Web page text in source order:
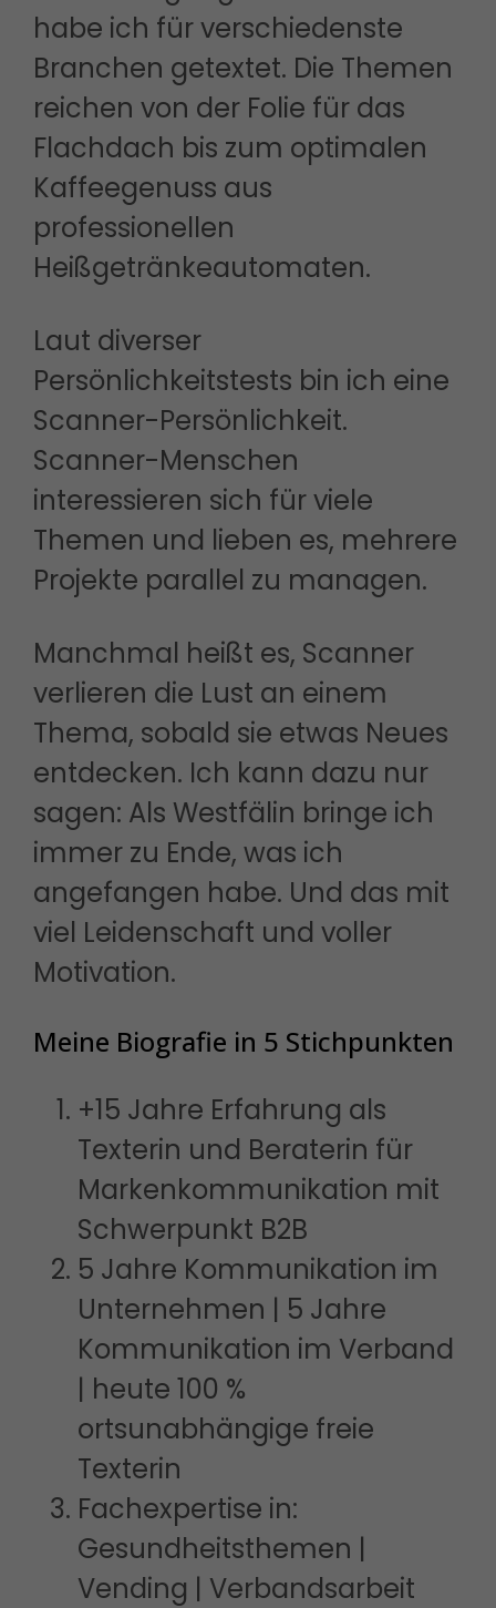
habe ich für verschiedenste
Branchen getextet. Die Themen
reichen von der Folie für das
Flachdach bis zum optimalen
Kaffeegenuss aus
professionellen
Heißgetränkeautomaten.
Laut diverser
Persönlichkeitstests bin ich eine
Scanner-Persönlichkeit.
Scanner-Menschen
interessieren sich für viele
Themen und lieben es, mehrere
Projekte parallel zu managen.
Manchmal heißt es, Scanner
verlieren die Lust an einem
Thema, sobald sie etwas Neues
entdecken. Ich kann dazu nur
sagen: Als Westfälin bringe ich
immer zu Ende, was ich
angefangen habe. Und das mit
viel Leidenschaft und voller
Motivation.
Meine Biografie in 5 Stichpunkten
+15 Jahre Erfahrung als
Texterin und Beraterin für
Markenkommunikation mit
Schwerpunkt B2B
5 Jahre Kommunikation im
Unternehmen | 5 Jahre
Kommunikation im Verband
| heute 100 %
ortsunabhängige freie
Texterin
Fachexpertise in:
Gesundheitsthemen |
Vending | Verbandsarbeit